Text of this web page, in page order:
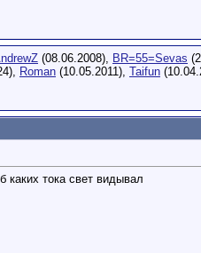
(08.06.2008), BR=55=Sevas
Roman (10.05.2011), Taifun
каких тока свет видывал